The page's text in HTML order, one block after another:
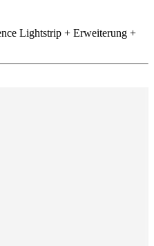
Lightstrip + Erweiterung +